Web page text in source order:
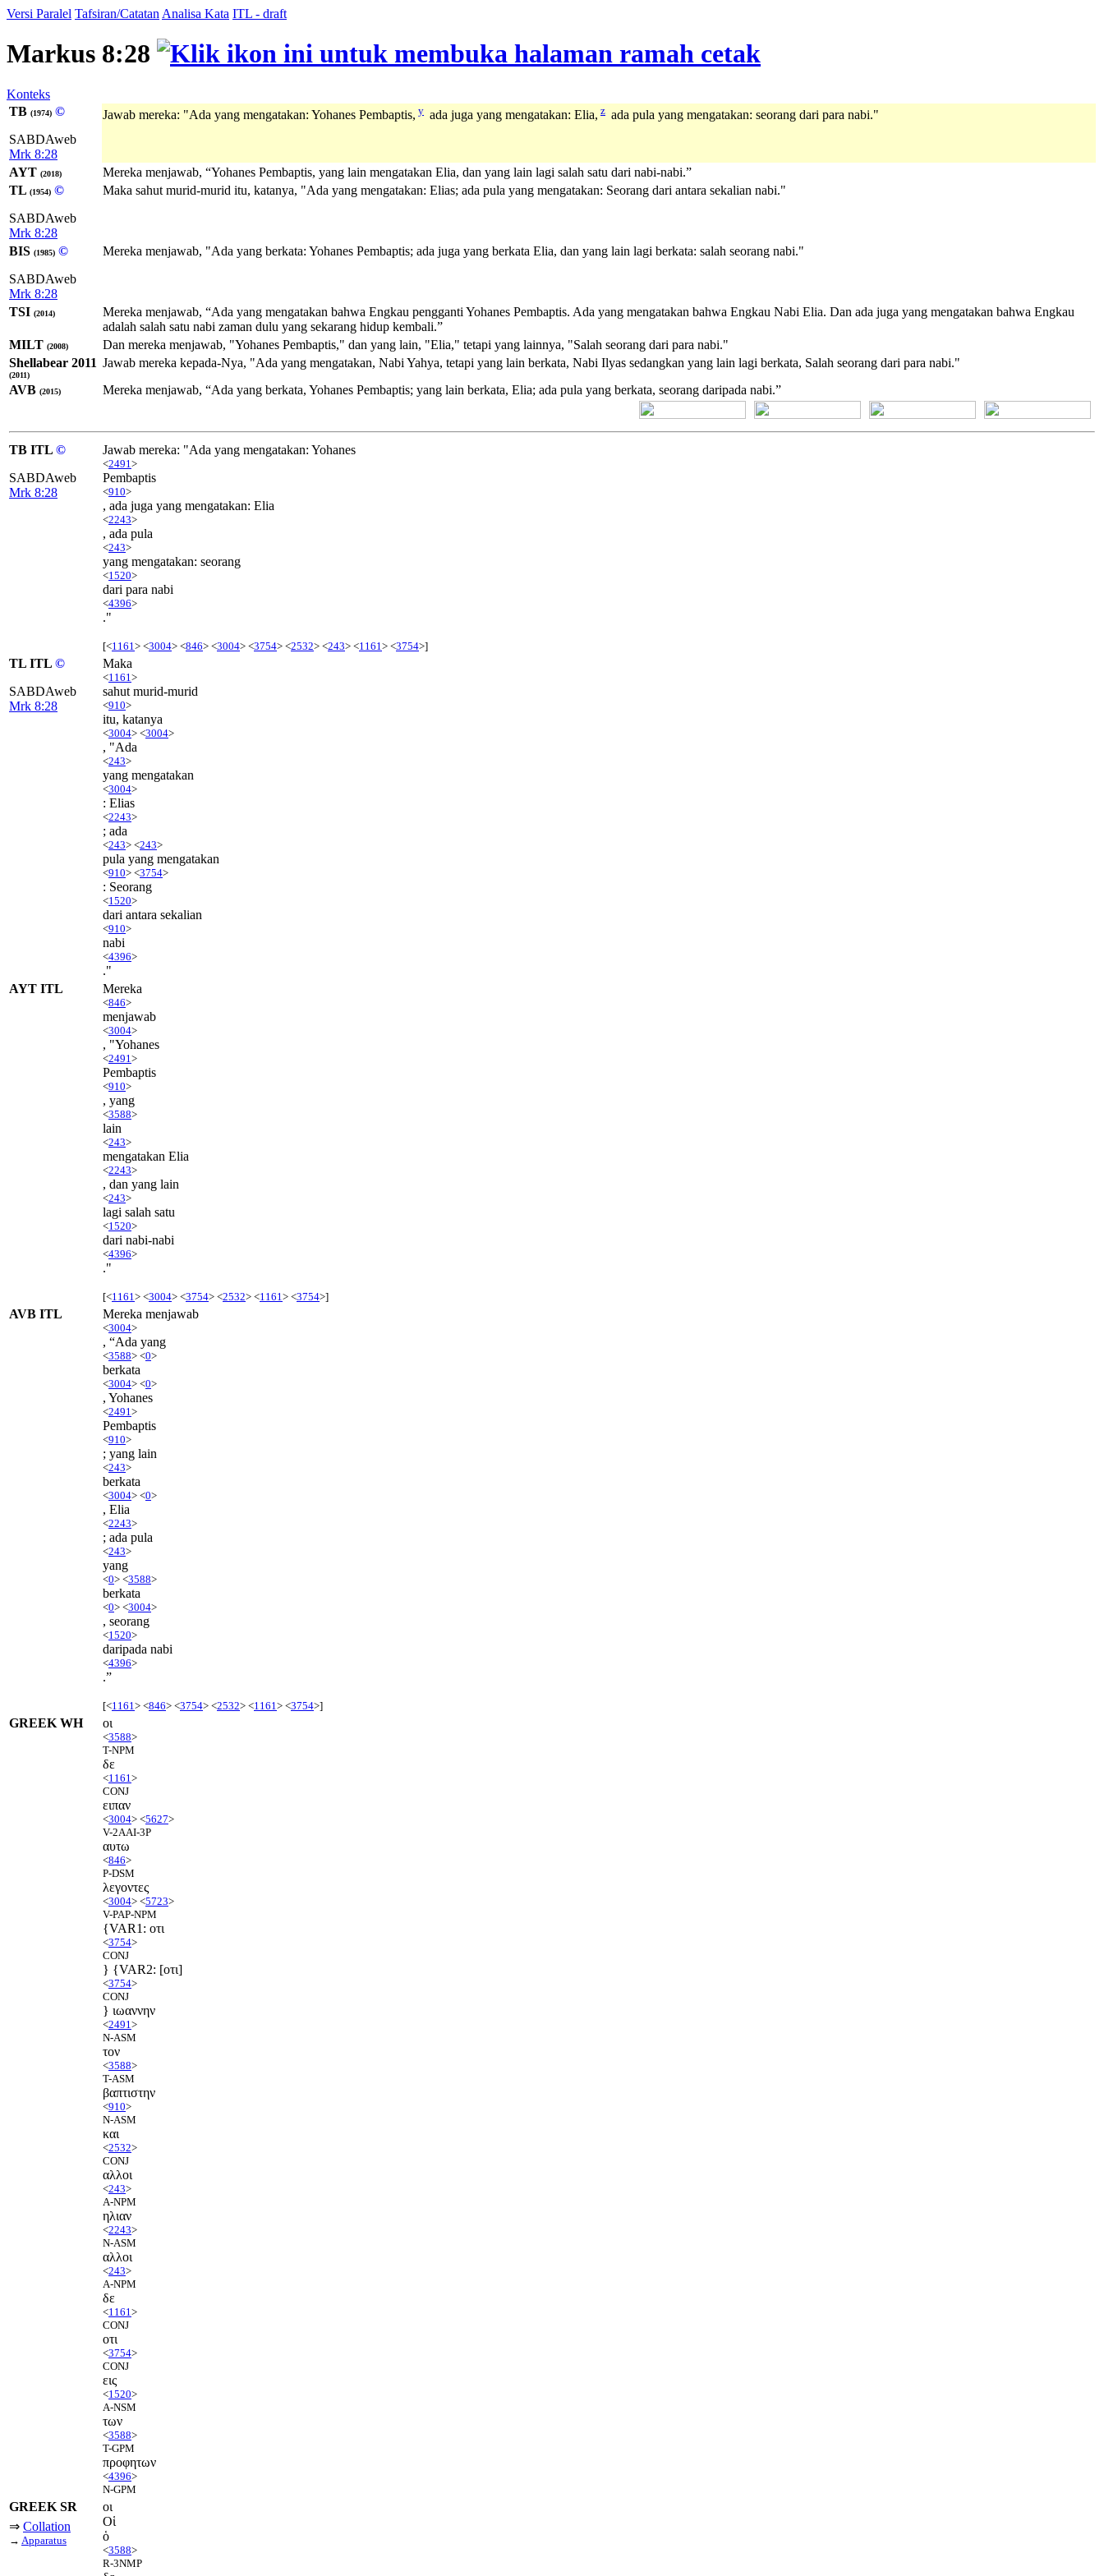
Versi Paralel Tafsiran/Catatan Analisa Kata ITL - draft
Markus 8:28
Konteks
TB (1974) ©
SABDAweb
Mrk 8:28
Jawab mereka: "Ada yang mengatakan: Yohanes Pembaptis, y ada juga yang mengatakan: Elia, z ada pula yang mengatakan: seorang dari para nabi."
AYT (2018)
Mereka menjawab, “Yohanes Pembaptis, yang lain mengatakan Elia, dan yang lain lagi salah satu dari nabi-nabi.”
TL (1954) ©
SABDAweb
Mrk 8:28
Maka sahut murid-murid itu, katanya, "Ada yang mengatakan: Elias; ada pula yang mengatakan: Seorang dari antara sekalian nabi."
BIS (1985) ©
SABDAweb
Mrk 8:28
Mereka menjawab, "Ada yang berkata: Yohanes Pembaptis; ada juga yang berkata Elia, dan yang lain lagi berkata: salah seorang nabi."
TSI (2014)
Mereka menjawab, “Ada yang mengatakan bahwa Engkau pengganti Yohanes Pembaptis. Ada yang mengatakan bahwa Engkau Nabi Elia. Dan ada juga yang mengatakan bahwa Engkau
adalah salah satu nabi zaman dulu yang sekarang hidup kembali.”
MILT (2008)
Dan mereka menjawab, "Yohanes Pembaptis," dan yang lain, "Elia," tetapi yang lainnya, "Salah seorang dari para nabi."
Shellabear 2011
(2011)
Jawab mereka kepada-Nya, "Ada yang mengatakan, Nabi Yahya, tetapi yang lain berkata, Nabi Ilyas sedangkan yang lain lagi berkata, Salah seorang dari para nabi."
AVB (2015) Mereka menjawab, “Ada yang berkata, Yohanes Pembaptis; yang lain berkata, Elia; ada pula yang berkata, seorang daripada nabi.”
TB ITL ©
SABDAweb
Mrk 8:28
Jawab mereka: "Ada yang mengatakan: Yohanes
<2491 >
Pembaptis
<910>
, ada juga yang mengatakan: Elia
<2243>
, ada pula
<243>
yang mengatakan: seorang
<1520>
dari para nabi
<4396>
."
[<1161 > <3004> <846> <3004> <3754> <2532> <243> <1161 > <3754>]
TL ITL ©
SABDAweb
Mrk 8:28
Maka
<1161 >
sahut murid-murid
<910>
itu, katanya
<3004> <3004>
, "Ada
<243>
yang mengatakan
<3004>
: Elias
<2243>
; ada
<243> <243>
pula yang mengatakan
<910> <3754>
: Seorang
<1520>
dari antara sekalian
<910>
nabi
<4396>
."
AYT ITL
Mereka
<846>
menjawab
<3004>
, "Yohanes
<2491 >
Pembaptis
<910>
, yang
<3588>
lain
<243>
mengatakan Elia
<2243>
, dan yang lain
<243>
lagi salah satu
<1520>
dari nabi-nabi
<4396>
."
[<1161 > <3004> <3754> <2532> <1161 > <3754>]
AVB ITL Mereka menjawab
<3004>
, “Ada yang
<3588> <0>
berkata
<3004> <0>
, Yohanes
<2491 >
Pembaptis
<910>
; yang lain
<243>
berkata
<3004> <0>
, Elia
<2243>
; ada pula
<243>
yang
<0> <3588>
berkata
<0> <3004>
, seorang
<1520>
daripada nabi
<4396>
.”
[<1161 > <846> <3754> <2532> <1161 > <3754>]
GREEK WH οι
<3588>
T-NPM
δε
<1161 >
CONJ
ειπαν
<3004> <5627>
V-2AAI-3P
αυτω
<846>
P-DSM
λεγοντες
<3004> <5723>
V-PAP-NPM
{VAR1: οτι
<3754>
CONJ
} {VAR2: [οτι]
<3754>
CONJ
} ιωαννην
<2491 >
N-ASM
τον
<3588>
T-ASM
βαπτιστην
<910>
N-ASM
και
<2532>
CONJ
αλλοι
<243>
A-NPM
ηλιαν
<2243>
N-ASM
αλλοι
<243>
A-NPM
δε
<1161 >
CONJ
οτι
<3754>
CONJ
εις
<1520>
A-NSM
των
<3588>
T-GPM
προφητων
<4396>
N-GPM
GREEK SR
⇒ Collation
→ Apparatus
οι
Οἱ
ὁ
<3588>
R-3NMP